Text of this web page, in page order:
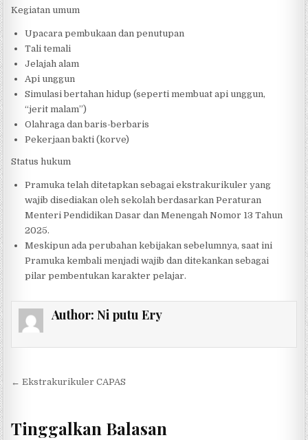
Kegiatan umum
Upacara pembukaan dan penutupan
Tali temali
Jelajah alam
Api unggun
Simulasi bertahan hidup (seperti membuat api unggun,
“jerit malam”)
Olahraga dan baris-berbaris
Pekerjaan bakti (korve)
Status hukum
Pramuka telah ditetapkan sebagai ekstrakurikuler yang
wajib disediakan oleh sekolah berdasarkan Peraturan
Menteri Pendidikan Dasar dan Menengah Nomor 13 Tahun
2025.
Meskipun ada perubahan kebijakan sebelumnya, saat ini
Pramuka kembali menjadi wajib dan ditekankan sebagai
pilar pembentukan karakter pelajar.
Author: Ni putu Ery
Navigasi pos
← Ekstrakurikuler CAPAS
Tinggalkan Balasan